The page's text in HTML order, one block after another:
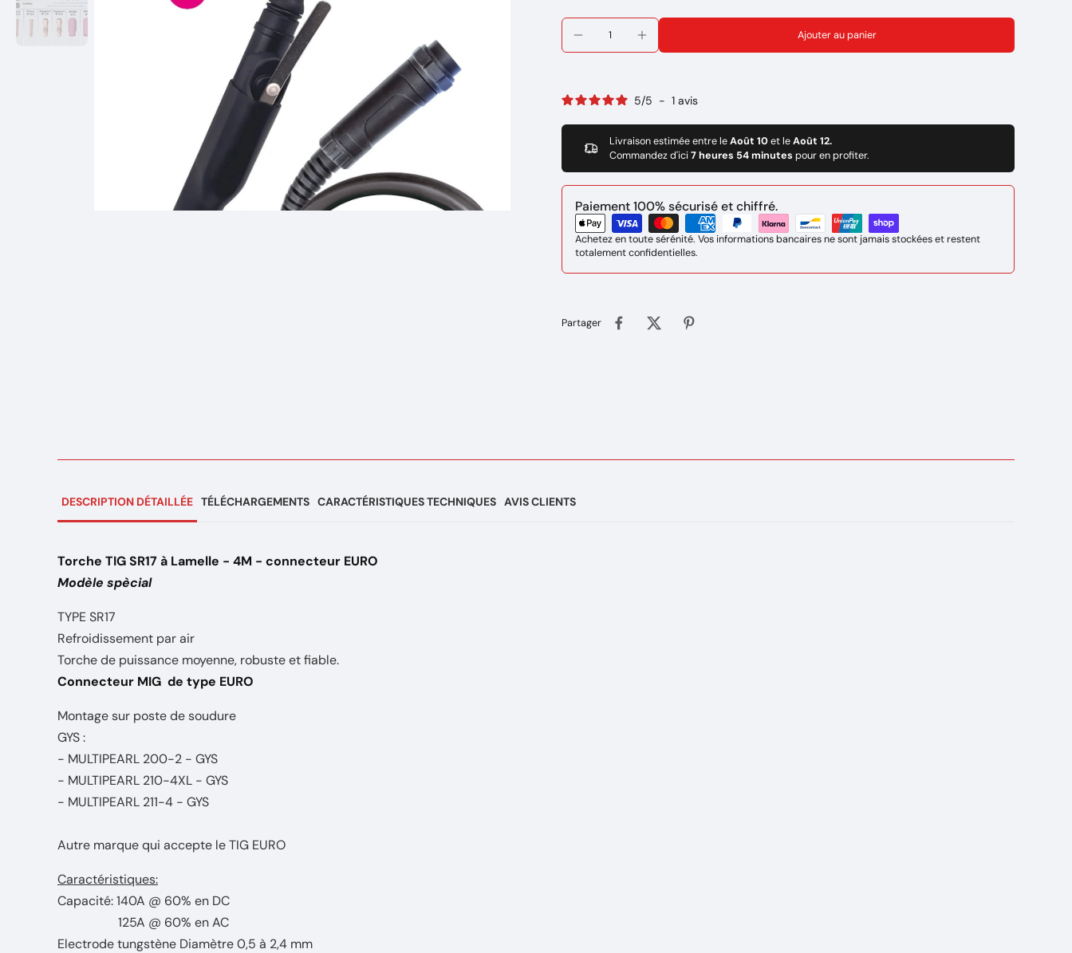
Ajouter au panier
5/5 - 1 avis
Livraison estimée entre leAoût 10et leAoût 12.
Commandez d'ici7 heures 54 minutes pour en profiter.
Paiement 100% sécurisé et chiffré.
Achetez en toute sérénité. Vos informations bancaires ne sont jamais stockées et restent
totalement confidentielles.
Partager
DESCRIPTION DÉTAILLÉE TÉLÉCHARGEMENTS CARACTÉRISTIQUES TECHNIQUES AVIS CLIENTS
Torche TIG SR17 à Lamelle - 4M - connecteur EURO
Modèle spècial
TYPE SR17
Refroidissement par air
Torche de puissance moyenne, robuste et fiable.
Connecteur MIG de type EURO
Montage sur poste de soudure
GYS :
- MULTIPEARL 200-2 - GYS
- MULTIPEARL 210-4XL - GYS
- MULTIPEARL 211-4 - GYS
Autre marque qui accepte le TIG EURO
Caractéristiques:
Capacité: 140A @ 60% en DC
125A @ 60% en AC
Electrode tungstène Diamètre 0,5 à 2,4 mm